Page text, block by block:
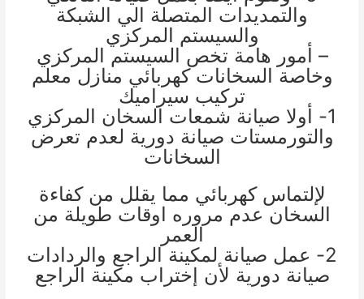
والتمديدات المتصلة الي الشبكة
والسيستم المركزي
– أمور هامة تخص السيستم المركزي
وخاصة السخاناتكهربائي منازل معلم
تركيب سيراميك
1- أولا صيانة شمعات السخان المركزي
والتورمستات صيانة دورية لعدم تعرض
السخانات
لإلتماس كهربائي مما يقلل من كفاءة
السخان عدم مروره اوقات طويلة من
العمر
2- عمل صيانة لمكينة الراجع والردادات
صيانة دورية لأن إختراب مكينة الراجع